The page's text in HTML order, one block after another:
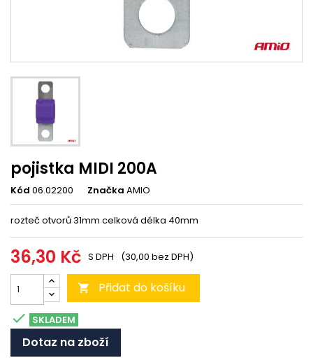
pojistka MIDI 200A
Kód 06.02200 Značka AMIO
rozteč otvorů 31mm celková délka 40mm
36,30 Kč S DPH (30,00 bez DPH)
 Přidat do košíku
 SKLADEM
Dotaz na zboží